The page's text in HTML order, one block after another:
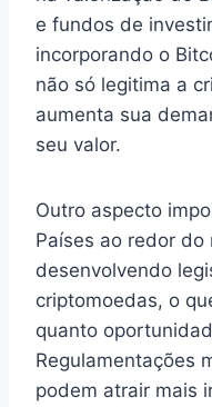
e fundos de
incorporando o
não só legitima a
aumenta sua
seu valor.
Outro aspecto
Países ao redor do
desenvolvendo
criptomoedas, o
quanto
Regulamentações
podem atrair mais